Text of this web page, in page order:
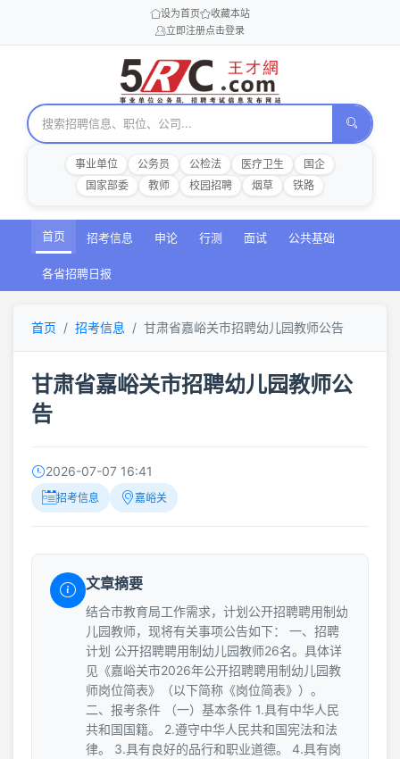
设为首页
收藏本站
立即注册点击登录
事业单位 公务员 公检法 医疗卫生
国企
国家部委
教师 校园招聘 烟草 铁路
首页 招考信息 申论 行测 面试 公共基础
各省招聘日报
首页 招考信息 甘肃省嘉峪关市招聘幼儿园教师公告
甘肃省嘉峪关市招聘幼儿园教师公
告
2026-07-07 16:41
招考信息 嘉峪关
文章摘要
结合市教育局工作需求，计划公开招聘聘用制幼
儿园教师，现将有关事项公告如下： 一、招聘
计划 公开招聘聘用制幼儿园教师26名。具体详
见《嘉峪关市2026年公开招聘聘用制幼儿园教
师岗位简表》（以下简称《岗位简表》）。
二、报考条件 （一）基本条件 1.具有中华人民
共和国国籍。 2.遵守中华人民共和国宪法和法
律。 3.具有良好的品行和职业道德。 4.具有岗